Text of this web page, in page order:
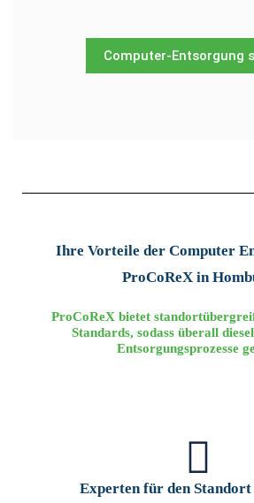
Computer-Entsorgung
Ihre Vorteile der Computer
ProCoReX in
ProCoReX bietet
Standards, sodass überall
Entsorgungsprozesse
Experten für den